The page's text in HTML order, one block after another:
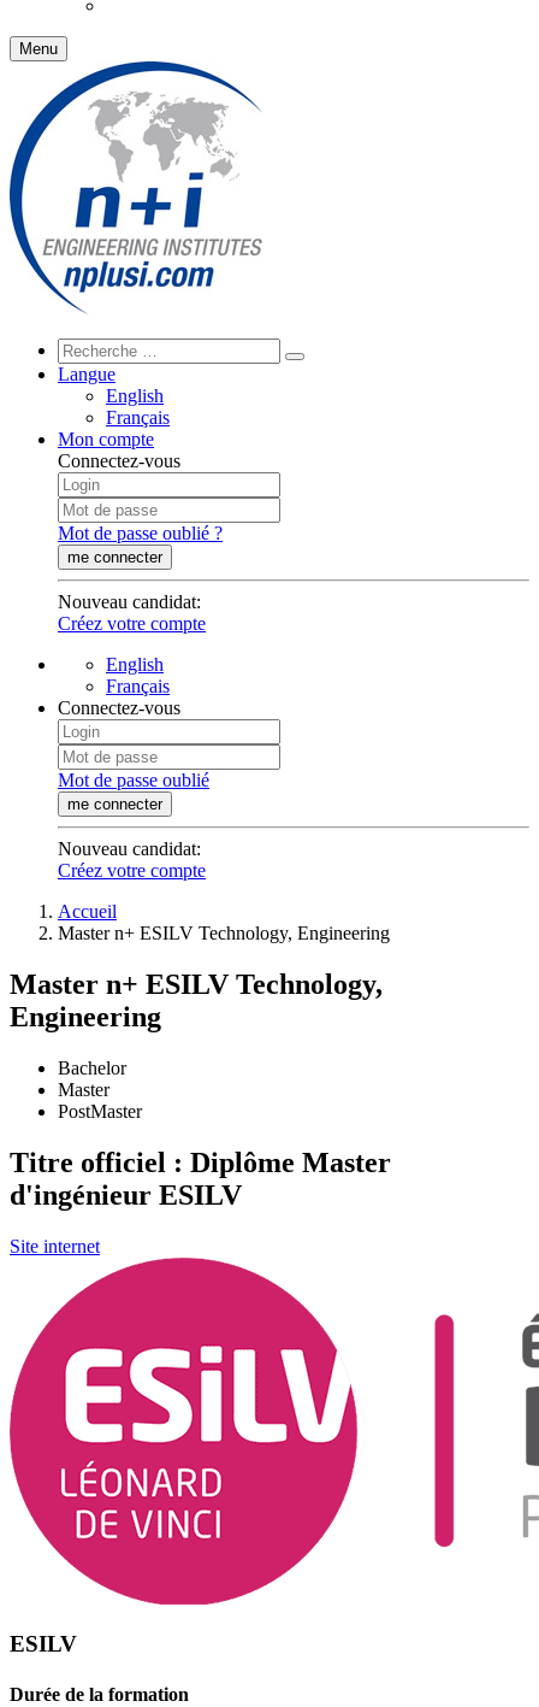
Menu
Langue
English
Français
Mon compte
Connectez-vous
Mot de passe oublié ?
me connecter
Nouveau candidat:
Créez votre compte
English
Français
Connectez-vous
Mot de passe oublié
me connecter
Nouveau candidat:
Créez votre compte
Accueil
Master n+ ESILV Technology, Engineering
Master n+ ESILV Technology,
Engineering
Bachelor
Master
PostMaster
Titre officiel : Diplôme Master
d'ingénieur ESILV
Site internet
ESILV
Durée de la formation